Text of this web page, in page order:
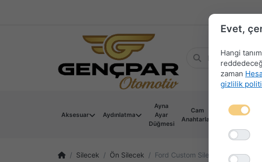
Aksesuar Aydınlatma
Ayna
Ayar
Düğmesi
Cam
Anahtarları
Devre
Silecek Ön Silecek Ford Custom Silecek Takımı
Evet,
Hangi
zaman
gizlilik